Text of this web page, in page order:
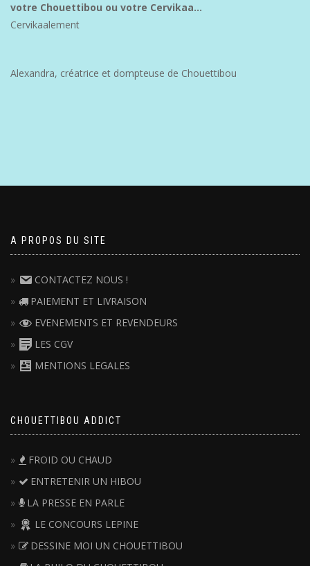
votre Chouettibou ou votre Cervikaa…
Cervikaalement
Alexandra, créatrice et dompteuse de Chouettibou
A PROPOS DU SITE
CONTACTEZ NOUS !
PAIEMENT ET LIVRAISON
EVENEMENTS ET REVENDEURS
LES CGV
MENTIONS LEGALES
CHOUETTIBOU ADDICT
FROID OU CHAUD
ENTRETENIR UN HIBOU
LA PRESSE EN PARLE
LE CONCOURS LEPINE
DESSINE MOI UN CHOUETTIBOU